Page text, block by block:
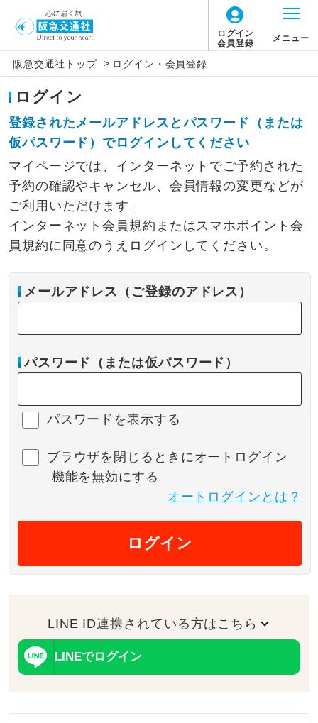
ログイン
会員登録
メニュー
阪急交通社トップ > ログイン・会員登録
ログイン
登録されたメールアドレスとパスワード（または
仮パスワード）でログインしてください
マイページでは、インターネットでご予約された
予約の確認やキャンセル、会員情報の変更などが
ご利用いただけます。
インターネット会員規約またはスマホポイント会
員規約に同意のうえログインしてください。
メールアドレス（ご登録のアドレス）
パスワード（または仮パスワード）
パスワードを表示する
ブラウザを閉じるときにオートログイン
機能を無効にする
オートログインとは？
ログイン
LINE ID連携されている方はこちら
LINEでログイン